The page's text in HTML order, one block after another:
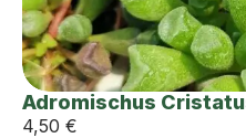
Adromischus
4,50 €